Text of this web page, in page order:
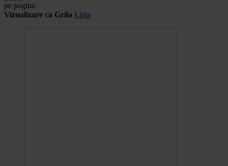
pe pagina
Vizualizare ca Grila Lista